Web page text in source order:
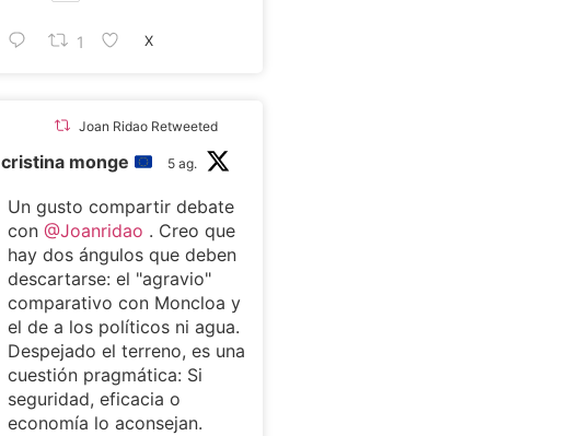
1 X
Joan Ridao Retweeted
cristina monge 5 ag.
Un gusto compartir debate
con @Joanridao . Creo que
hay dos ángulos que deben
descartarse: el "agravio"
comparativo con Moncloa y
el de a los políticos ni agua.
Despejado el terreno, es una
cuestión pragmática: Si
seguridad, eficacia o
economía lo aconsejan.